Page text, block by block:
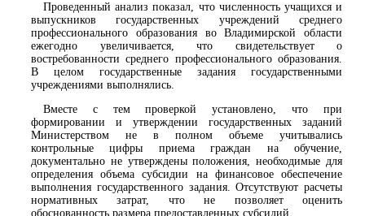
Проведенный анализ показал, что численность учащихся и
выпускников государственных учреждений среднего
профессионального образования во Владимирской области
ежегодно увеличивается, что свидетельствует о
востребованности среднего профессионального образования.
В целом государственные задания государственными
учреждениями выполнялись.
Вместе с тем проверкой установлено, что при
формировании и утверждении государственных заданий
Министерством не в полном объеме учитывались
контрольные цифры приема граждан на обучение,
документально не утверждены положения, необходимые для
определения объема субсидии на финансовое обеспечение
выполнения государственного задания. Отсутствуют расчеты
нормативных затрат, что не позволяет оценить
обоснованность размера предоставленных субсидий.